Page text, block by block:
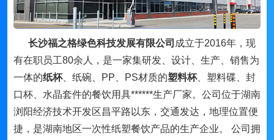
长沙福之格绿色科技发展有限公司 成立于2016年，现
有在职员工80余人，是一家集研发、设计、生产、销售为
一体的纸杯、纸碗、PP、PS材质的塑料杯、塑料碟、封
口杯、水晶套件的餐饮用具******生产厂家。公司位于湖南
浏阳经济技术开发区昌平路以东，交通发达，地理位置便
捷，是湖南地区一次性纸塑餐饮产品的生产企业。 公司拥